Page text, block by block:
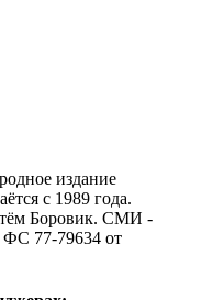
издание
с 1989 года.
Боровик. CМИ -
ФС 77-79634 от